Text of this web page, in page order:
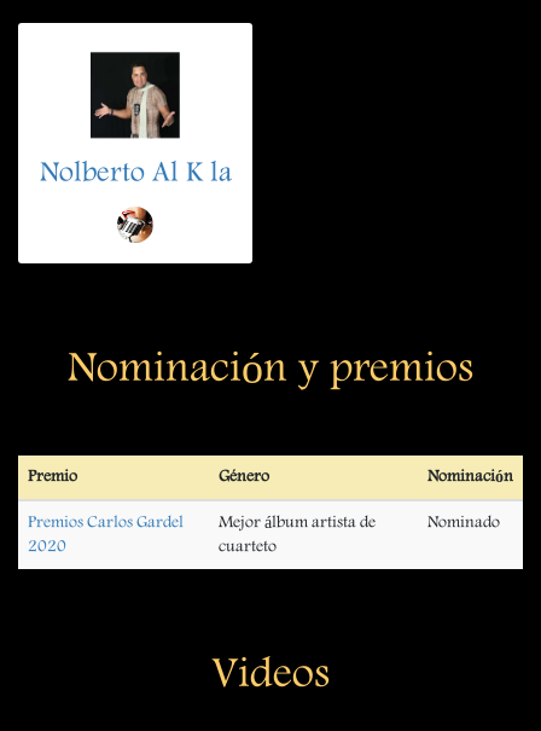
Nolberto Al K la
Nominación y premios
Premio Género Nominación
Premios Carlos Gardel
2020
Mejor álbum artista de
cuarteto
Nominado
Videos